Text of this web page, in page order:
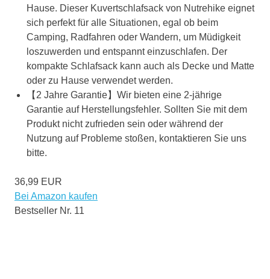
Hause. Dieser Kuvertschlafsack von Nutrehike eignet
sich perfekt für alle Situationen, egal ob beim
Camping, Radfahren oder Wandern, um Müdigkeit
loszuwerden und entspannt einzuschlafen. Der
kompakte Schlafsack kann auch als Decke und Matte
oder zu Hause verwendet werden.
【2 Jahre Garantie】Wir bieten eine 2-jährige
Garantie auf Herstellungsfehler. Sollten Sie mit dem
Produkt nicht zufrieden sein oder während der
Nutzung auf Probleme stoßen, kontaktieren Sie uns
bitte.
36,99 EUR
Bei Amazon kaufen
Bestseller Nr. 11